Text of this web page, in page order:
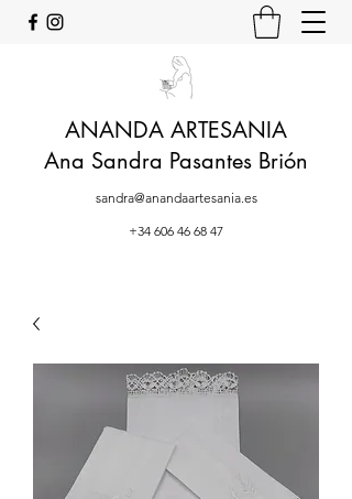
ANANDA ARTESANIA
Ana Sandra Pasantes Brión
sandra@anandaartesania.es
+34 606 46 68 47